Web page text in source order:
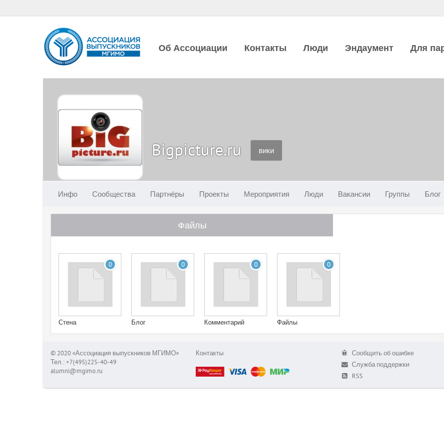
Об Ассоциации Контакты Люди Эндаумент Для
Bigpicture.ru вики
Инфо Сообщества Партнёры Проекты Мероприятия Люди Вакансии Группы Блог
Файлы
0
Стена
0
Блог
0
Комментарий
0
Файлы
© 2020 «Ассоциация выпускников МГИМО»
Тел.: +7(495)225-40-49
alumni@mgimo.ru
Контакты
Сообщить об ошибке
Служба поддержки
RSS